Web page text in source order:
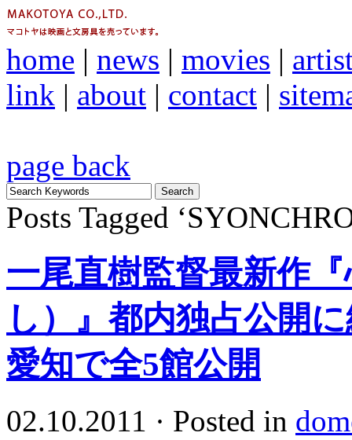
home | news | movies |
link | about | contact |
page back
Posts Tagged
一尾直樹監督最新作
し）』都内独占公開
愛知で全5館公開
02.10.2011 · Posted in